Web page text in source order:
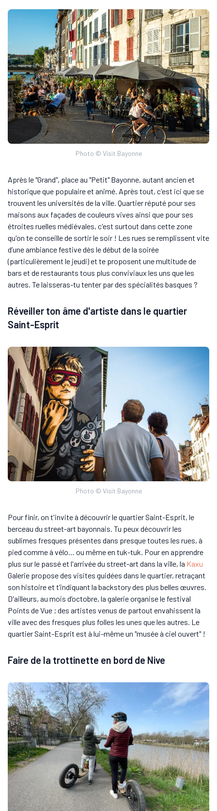
Photo © Visit Bayonne
Après le "Grand", place au "Petit" Bayonne, autant ancien et
historique que populaire et animé. Après tout, c'est ici que se
trouvent les universités de la ville. Quartier réputé pour ses
maisons aux façades de couleurs vives ainsi que pour ses
étroites ruelles médiévales, c'est surtout dans cette zone
qu'on te conseille de sortir le soir ! Les rues se remplissent vite
d’une ambiance festive dès le début de la soirée
(particulièrement le jeudi) et te proposent une multitude de
bars et de restaurants tous plus conviviaux les uns que les
autres. Te laisseras-tu tenter par des spécialités basques ?
Réveiller ton âme d'artiste dans le quartier
Saint-Esprit
Photo © Visit Bayonne
Pour finir, on t'invite à découvrir le quartier Saint-Esprit, le
berceau du street-art bayonnais. Tu peux découvrir les
sublimes fresques présentes dans presque toutes les rues, à
pied comme à vélo… ou même en tuk-tuk. Pour en apprendre
plus sur le passé et l'arrivée du street-art dans la ville, la Kaxu
Galerie propose des visites guidées dans le quartier, retraçant
son histoire et t’indiquant la backstory des plus belles œuvres.
D'ailleurs, au mois d’octobre, la galerie organise le festival
Points de Vue ; des artistes venus de partout envahissent la
ville avec des fresques plus folles les unes que les autres. Le
quartier Saint-Esprit est à lui-même un "musée à ciel ouvert" !
Faire de la trottinette en bord de Nive